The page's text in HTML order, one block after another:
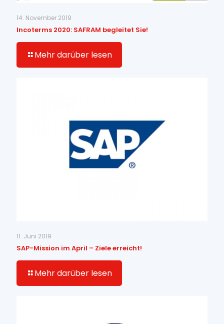
14. November 2019
Incoterms 2020: SAFRAM begleitet Sie!
Mehr darüber lesen
11. Juni 2019
SAP-Mission im April – Ziele erreicht!
Mehr darüber lesen